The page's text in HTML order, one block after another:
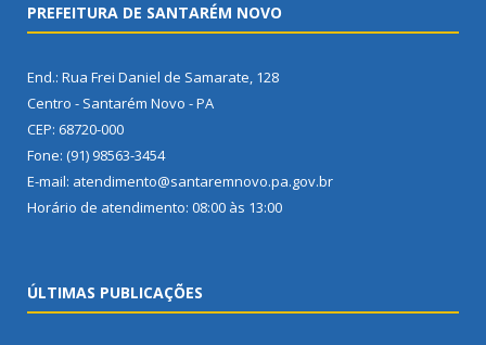
PREFEITURA DE SANTARÉM NOVO
End.: Rua Frei Daniel de Samarate, 128
Centro - Santarém Novo - PA
CEP: 68720-000
Fone: (91) 98563-3454
E-mail: atendimento@santaremnovo.pa.gov.br
Horário de atendimento: 08:00 às 13:00
ÚLTIMAS PUBLICAÇÕES